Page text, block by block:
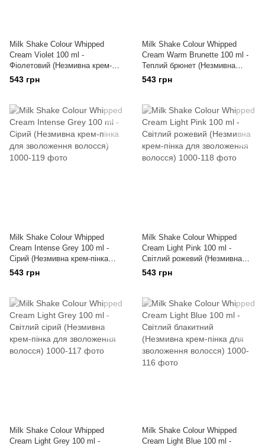
Milk Shake Colour Whipped
Cream Violet 100 ml -
Фіолетовий (Незмивна крем-
пінка для зволоження волосся)
543 грн
Milk Shake Colour Whipped
Cream Warm Brunette 100 ml -
Теплий брюнет (Незмивна
крем-пінка для зволоження
волосся)
543 грн
Milk Shake Colour Whipped
Cream Intense Grey 100 ml -
Сірий (Незмивна крем-пінка
для зволоження волосся)
543 грн
Milk Shake Colour Whipped
Cream Light Pink 100 ml -
Світлий рожевий (Незмивна
крем-пінка для зволоження
волосся)
543 грн
Milk Shake Colour Whipped
Cream Light Grey 100 ml -
Milk Shake Colour Whipped
Cream Light Blue 100 ml -